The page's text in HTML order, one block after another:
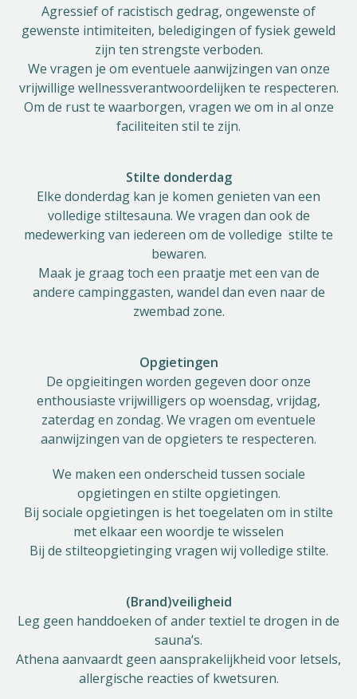
Agressief of racistisch gedrag, ongewenste of
gewenste intimiteiten, beledigingen of fysiek geweld
zijn ten strengste verboden.
We vragen je om eventuele aanwijzingen van onze
vrijwillige wellnessverantwoordelijken te respecteren.
Om de rust te waarborgen, vragen we om in al onze
faciliteiten stil te zijn.
Stilte donderdag
Elke donderdag kan je komen genieten van een
volledige stiltesauna. We vragen dan ook de
medewerking van iedereen om de volledige stilte te
bewaren.
Maak je graag toch een praatje met een van de
andere campinggasten, wandel dan even naar de
zwembad zone.
Opgietingen
De opgieitingen worden gegeven door onze
enthousiaste vrijwilligers op woensdag, vrijdag,
zaterdag en zondag. We vragen om eventuele
aanwijzingen van de opgieters te respecteren.
We maken een onderscheid tussen sociale
opgietingen en stilte opgietingen.
Bij sociale opgietingen is het toegelaten om in stilte
met elkaar een woordje te wisselen
Bij de stilteopgietinging vragen wij volledige stilte.
(Brand)veiligheid
Leg geen handdoeken of ander textiel te drogen in de
sauna’s.
Athena aanvaardt geen aansprakelijkheid voor letsels,
allergische reacties of kwetsuren.